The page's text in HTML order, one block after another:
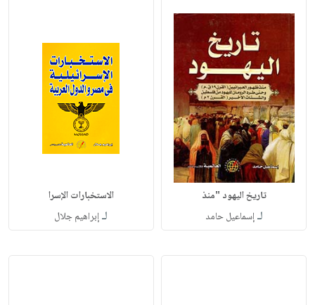
تاريخ اليهود "منذ
لـإسماعيل حامد
الاستخبارات الإسرا
لـإبراهيم جلال